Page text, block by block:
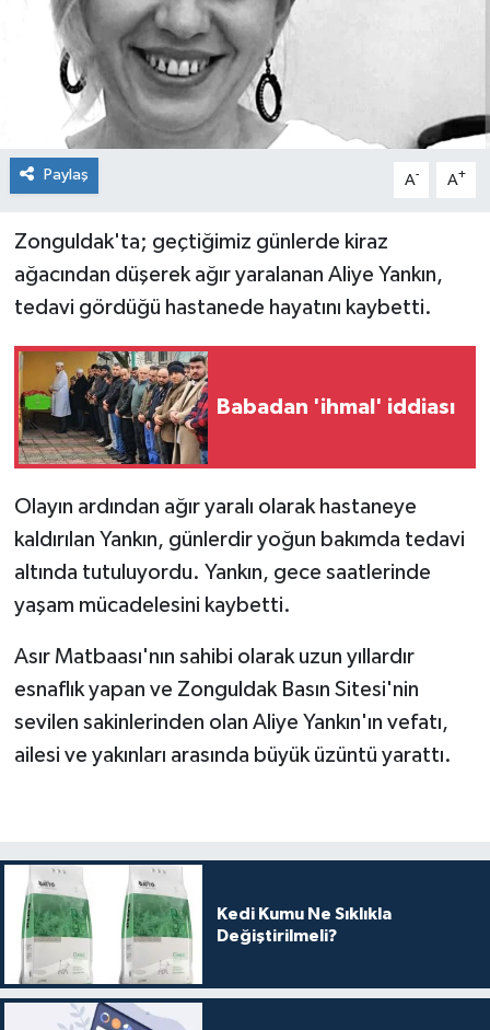
Paylaş A- A+
Zonguldak'ta; geçtiğimiz günlerde kiraz
ağacından düşerek ağır yaralanan Aliye Yankın,
tedavi gördüğü hastanede hayatını kaybetti.
Babadan 'ihmal' iddiası
Olayın ardından ağır yaralı olarak hastaneye
kaldırılan Yankın, günlerdir yoğun bakımda tedavi
altında tutuluyordu. Yankın, gece saatlerinde
yaşam mücadelesini kaybetti.
Asır Matbaası'nın sahibi olarak uzun yıllardır
esnaflık yapan ve Zonguldak Basın Sitesi'nin
sevilen sakinlerinden olan Aliye Yankın'ın vefatı,
ailesi ve yakınları arasında büyük üzüntü yarattı.
Kedi Kumu Ne Sıklıkla
Değiştirilmeli?
Dünya
Spor
Bilim veTeknoloji
SEKTÖR
Magazin
haber ara
Günün Haberleri
Tüm Makaleler
Tüm Haberler
Videolu Haberler
Tüm Haberler
Spor